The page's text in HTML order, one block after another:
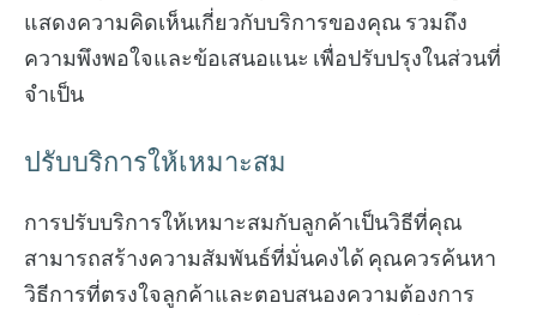
แสดงความคิดเห็นเกี่ยวกับบริการของคุณ รวมถึง
ความพึงพอใจและข้อเสนอแนะ เพื่อปรับปรุงในส่วนที่
จำเป็น
ปรับบริการให้เหมาะสม
การปรับบริการให้เหมาะสมกับลูกค้าเป็นวิธีที่คุณ
สามารถสร้างความสัมพันธ์ที่มั่นคงได้ คุณควรค้นหา
วิธีการที่ตรงใจลูกค้าและตอบสนองความต้องการ